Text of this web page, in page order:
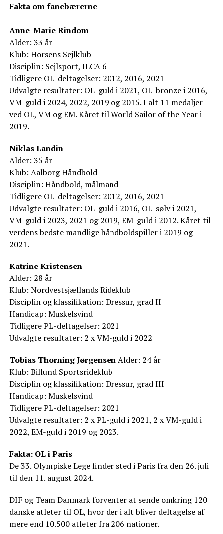
Fakta om fanebærerne
Anne-Marie Rindom
Alder: 33 år
Klub: Horsens Sejlklub
Disciplin: Sejlsport, ILCA 6
Tidligere OL-deltagelser: 2012, 2016, 2021
Udvalgte resultater: OL-guld i 2021, OL-bronze i 2016,
VM-guld i 2024, 2022, 2019 og 2015. I alt 11 medaljer
ved OL, VM og EM. Kåret til World Sailor of the Year i
2019.
Niklas Landin
Alder: 35 år
Klub: Aalborg Håndbold
Disciplin: Håndbold, målmand
Tidligere OL-deltagelser: 2012, 2016, 2021
Udvalgte resultater: OL-guld i 2016, OL-sølv i 2021,
VM-guld i 2023, 2021 og 2019, EM-guld i 2012. Kåret til
verdens bedste mandlige håndboldspiller i 2019 og
2021.
Katrine Kristensen
Alder: 28 år
Klub: Nordvestsjællands Rideklub
Disciplin og klassifikation: Dressur, grad II
Handicap: Muskelsvind
Tidligere PL-deltagelser: 2021
Udvalgte resultater: 2 x VM-guld i 2022
Tobias Thorning JørgensenAlder: 24 år
Klub: Billund Sportsrideklub
Disciplin og klassifikation: Dressur, grad III
Handicap: Muskelsvind
Tidligere PL-deltagelser: 2021
Udvalgte resultater: 2 x PL-guld i 2021, 2 x VM-guld i
2022, EM-guld i 2019 og 2023.
Fakta: OL i Paris
De 33. Olympiske Lege finder sted i Paris fra den 26. juli
til den 11. august 2024.
DIF og Team Danmark forventer at sende omkring 120
danske atleter til OL, hvor der i alt bliver deltagelse af
mere end 10.500 atleter fra 206 nationer.